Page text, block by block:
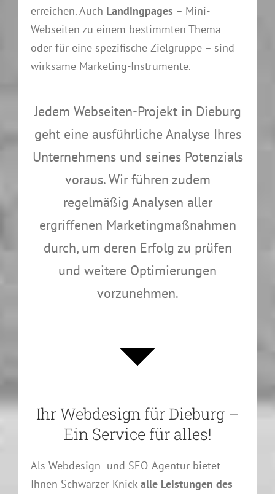
erreichen. Auch Landingpages – Mini-
Webseiten zu einem bestimmten Thema
oder für eine spezifische Zielgruppe – sind
wirksame Marketing-Instrumente.
Jedem Webseiten-Projekt in Dieburg
geht eine ausführliche Analyse Ihres
Unternehmens und seines Potenzials
voraus. Wir führen zudem
regelmäßig Analysen aller
ergriffenen Marketingmaßnahmen
durch, um deren Erfolg zu prüfen
und weitere Optimierungen
vorzunehmen.
Ihr Webdesign für Dieburg –
Ein Service für alles!
Als Webdesign- und SEO-Agentur bietet
Ihnen Schwarzer Knick alle Leistungen des